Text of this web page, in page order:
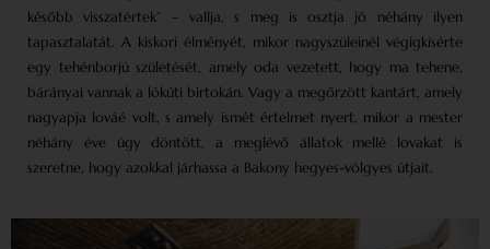
később visszatértek” – vallja, s meg is osztja jó néhány ilyen
tapasztalatát. A kiskori élményét, mikor nagyszüleinél végigkísérte
egy tehénborjú születését, amely oda vezetett, hogy ma tehene,
bárányai vannak a lókúti birtokán. Vagy a megőrzött kantárt, amely
nagyapja lováé volt, s amely ismét értelmet nyert, mikor a mester
néhány éve úgy döntött, a meglévő állatok mellé lovakat is
szeretne, hogy azokkal járhassa a Bakony hegyes-völgyes útjait.